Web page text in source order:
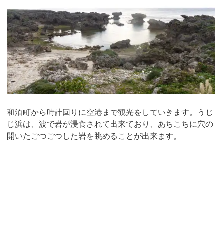
和泊町から時計回りに空港まで観光をしていきます。うじ
じ浜は、波で岩が浸食されて出来ており、あちこちに穴の
開いたごつごつした岩を眺めることが出来ます。